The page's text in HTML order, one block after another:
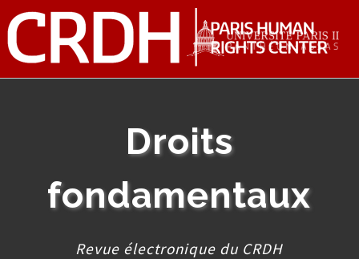
Droits
fondamentaux
Revue électronique du CRDH